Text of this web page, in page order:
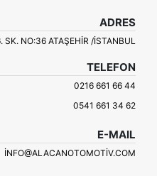
ADRES
SK. NO:36 ATAŞEHIR /İSTANBUL
TELEFON
0216 661 66 44
0541 661 34 62
E-MAIL
INFO@ALACANOTOMOTIV.COM